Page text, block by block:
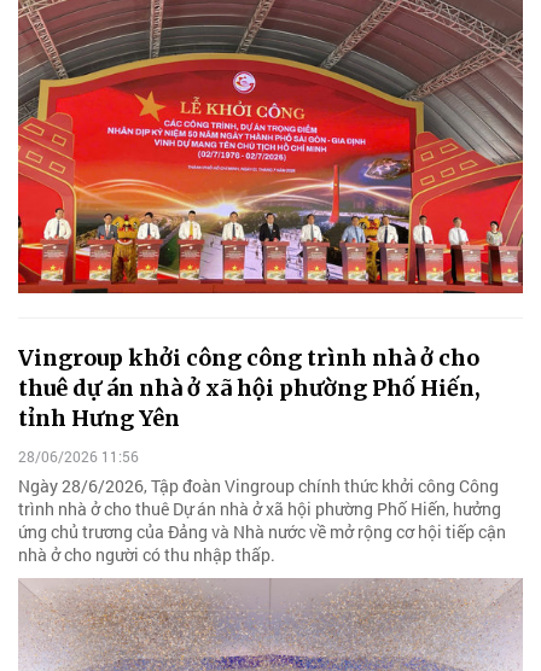
Vingroup khởi công công trình nhà ở cho
thuê dự án nhà ở xã hội phường Phố Hiến,
tỉnh Hưng Yên
28/06/2026 11:56
Ngày 28/6/2026, Tập đoàn Vingroup chính thức khởi công Công
trình nhà ở cho thuê Dự án nhà ở xã hội phường Phố Hiến, hưởng
ứng chủ trương của Đảng và Nhà nước về mở rộng cơ hội tiếp cận
nhà ở cho người có thu nhập thấp.